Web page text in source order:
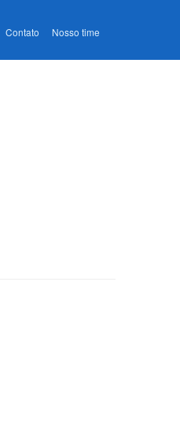
Contato Nosso time